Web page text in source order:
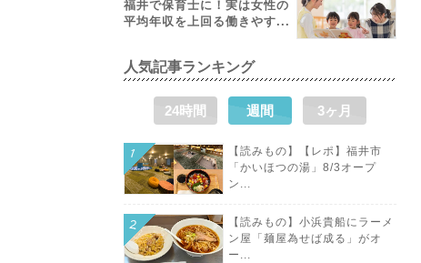
福井で保育士に！実は女性の
平均年収を上回る働きやす...
人気記事ランキング
24時間 週間 3ヶ月
【読みもの】【レポ】福井市
「かいほつの湯」8/3オープ
ン...
【読みもの】小浜貴船にラーメ
ン屋「麺屋為せば成る」がオ
ー...